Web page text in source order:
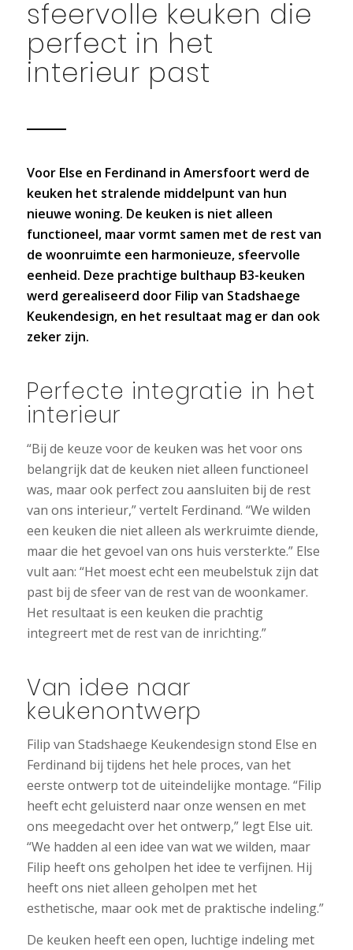
sfeervolle keuken die
perfect in het
interieur past
Voor Else en Ferdinand in Amersfoort werd de
keuken het stralende middelpunt van hun
nieuwe woning. De keuken is niet alleen
functioneel, maar vormt samen met de rest van
de woonruimte een harmonieuze, sfeervolle
eenheid. Deze prachtige bulthaup B3-keuken
werd gerealiseerd door Filip van Stadshaege
Keukendesign, en het resultaat mag er dan ook
zeker zijn.
Perfecte integratie in het
interieur
“Bij de keuze voor de keuken was het voor ons
belangrijk dat de keuken niet alleen functioneel
was, maar ook perfect zou aansluiten bij de rest
van ons interieur,” vertelt Ferdinand. “We wilden
een keuken die niet alleen als werkruimte diende,
maar die het gevoel van ons huis versterkte.” Else
vult aan: “Het moest echt een meubelstuk zijn dat
past bij de sfeer van de rest van de woonkamer.
Het resultaat is een keuken die prachtig
integreert met de rest van de inrichting.”
Van idee naar
keukenontwerp
Filip van Stadshaege Keukendesign stond Else en
Ferdinand bij tijdens het hele proces, van het
eerste ontwerp tot de uiteindelijke montage. “Filip
heeft echt geluisterd naar onze wensen en met
ons meegedacht over het ontwerp,” legt Else uit.
“We hadden al een idee van wat we wilden, maar
Filip heeft ons geholpen het idee te verfijnen. Hij
heeft ons niet alleen geholpen met het
esthetische, maar ook met de praktische indeling.”
De keuken heeft een open, luchtige indeling met